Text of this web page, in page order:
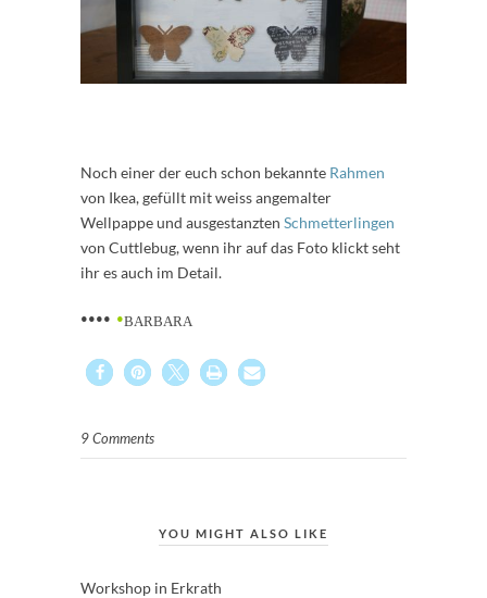
Noch einer der euch schon bekannte Rahmen
von Ikea, gefüllt mit weiss angemalter
Wellpappe und ausgestanzten Schmetterlingen
von Cuttlebug, wenn ihr auf das Foto klickt seht
ihr es auch im Detail.
•••• •BARBARA
9 Comments
YOU MIGHT ALSO LIKE
Workshop in Erkrath